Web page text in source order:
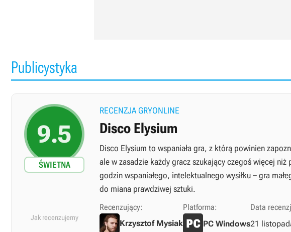
Publicystyka
9.5
ŚWIETNA
RECENZJA GRYONLINE
Disco Elysium
Disco Elysium to wspaniała gra, z którą powinien
ale w zasadzie każdy gracz szukający czegoś więcej
godzin wspaniałego, intelektualnego wysiłku – gra
do miana prawdziwej sztuki.
Jak recenzujemy
Recenzujący:
Krzysztof Mysiak
Platforma:
PC Windows
Data
21